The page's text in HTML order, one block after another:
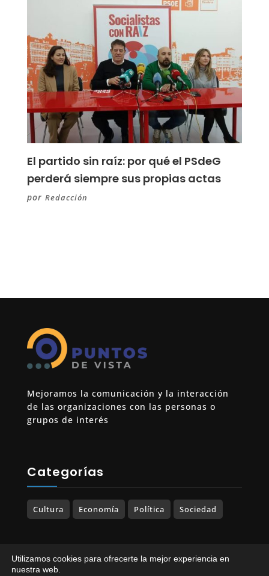
El partido sin raíz: por qué el PSdeG
perderá siempre sus propias actas
por Redacción
Mejoramos la comunicación y la interacción
de las organizaciones con las personas o
grupos de interés
Categorías
Cultura Economía Política Sociedad
© 2023-2025 PUNTOS DE VISTA. Todos los
Utilizamos cookies para ofrecerte la mejor experiencia en
nuestra web.